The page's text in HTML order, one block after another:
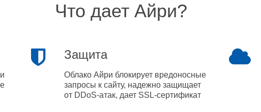
Что дает Айри?
Защита
Облако Айри блокирует вредоносные
запросы к сайту, надежно защищает
от DDoS-атак, дает SSL-сертификат